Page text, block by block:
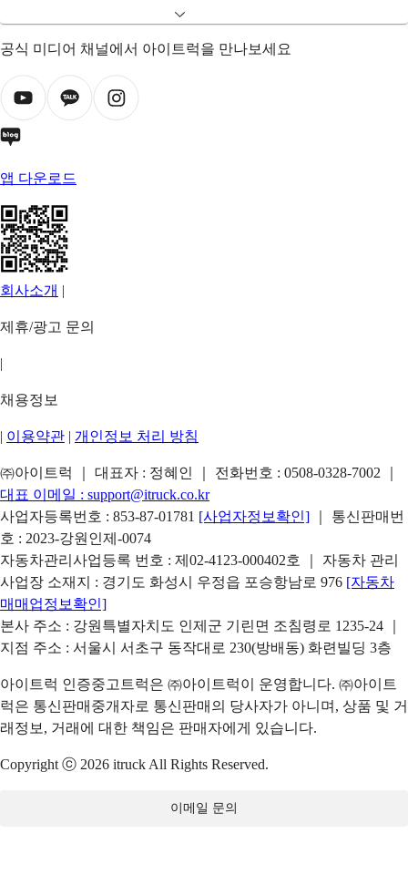
공식 미디어 채널에서 아이트럭을 만나보세요
앱 다운로드
회사소개 |
제휴/광고 문의
|
채용정보
| 이용약관 | 개인정보 처리 방침
㈜아이트럭 ｜ 대표자 : 정혜인 ｜ 전화번호 : 0508-0328-7002
대표 이메일 : support@itruck.co.kr
사업자등록번호 : 853-87-01781 [사업자정보확인]
｜ 통신판매번
호 : 2023-강원인제-0074
자동차관리사업등록 번호 : 제02-4123-000402호 ｜ 자동차 관리
사업장 소재지 : 경기도 화성시 우정읍 포승항남로 976 [자동차
매매업정보확인]
본사 주소 : 강원특별자치도 인제군 기린면 조침령로 1235-24 ｜
지점 주소 : 서울시 서초구 동작대로 230(방배동) 화련빌딩 3층
아이트럭 인증중고트럭은 ㈜아이트럭이 운영합니다. ㈜아이트
럭은 통신판매중개자로 통신판매의 당사자가 아니며, 상품 및 거
래정보, 거래에 대한 책임은 판매자에게 있습니다.
Copyright ⓒ 2026 itruck All Rights Reserved.
이메일 문의